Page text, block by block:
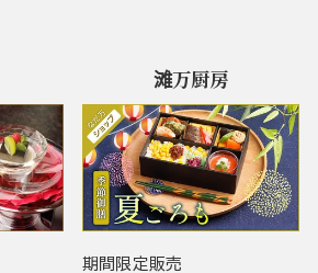
滩万厨房
期間限定販売